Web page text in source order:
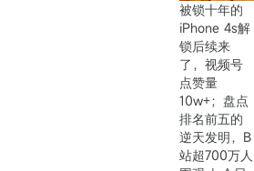
被锁十年的
iPhone 4s解
锁后续来
了，视频号
点赞量
10w+；盘点
排名前五的
逆天发明，B
站超700万人